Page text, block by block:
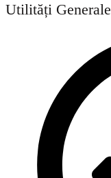
Utilități Generale